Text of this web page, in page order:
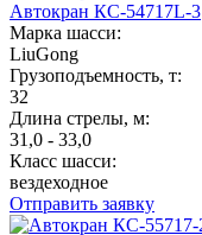
Автокран КС-54717L-3
Марка шасси:
LiuGong
Грузоподъемность, т:
32
Длина стрелы, м:
31,0 - 33,0
Класс шасси:
вездеходное
Отправить заявку